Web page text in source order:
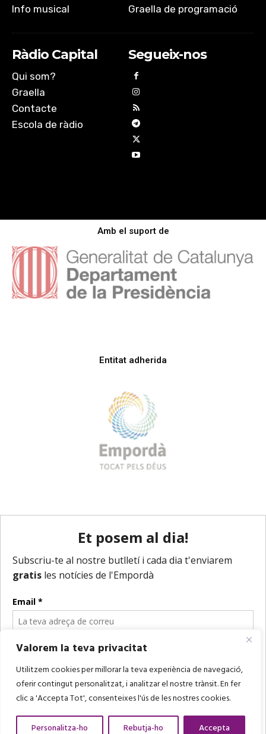
Valorem la teva privacitat
Utilitzem cookies per millorar la teva experiència de navegació,
oferir contingut personalitzat, i analitzar el nostre trànsit. En fer
clic a 'Accepta Tot', consenteixes l'ús de les nostres cookies.
Personalitza-ho Rebutja-ho Accepta
Info musical
Graella de programació
Ràdio Capital
Qui som?
Graella
Contacte
Escola de ràdio
Segueix-nos
Amb el suport de
Entitat adherida